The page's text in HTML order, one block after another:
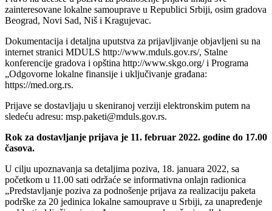
zainteresovane lokalne samouprave u Republici Srbiji, osim gradova
Beograd, Novi Sad, Niš i Kragujevac.
Dokumentacija i detaljna uputstva za prijavljivanje objavljeni su na
internet stranici MDULS http://www.mduls.gov.rs/, Stalne
konferencije gradova i opština http://www.skgo.org/ i Programa
„Odgovorne lokalne finansije i uključivanje građana:
https://med.org.rs.
Prijave se dostavljaju u skeniranoj verziji elektronskim putem na
sledeću adresu: msp.paketi@mduls.gov.rs.
Rok za dostavljanje prijava je 11. februar 2022. godine do 17.00
časova.
U cilju upoznavanja sa detaljima poziva, 18. januara 2022, sa
početkom u 11.00 sati održaće se informativna onlajn radionica
„Predstavljanje poziva za podnošenje prijava za realizaciju paketa
podrške za 20 jedinica lokalne samouprave u Srbiji, za unapređenje